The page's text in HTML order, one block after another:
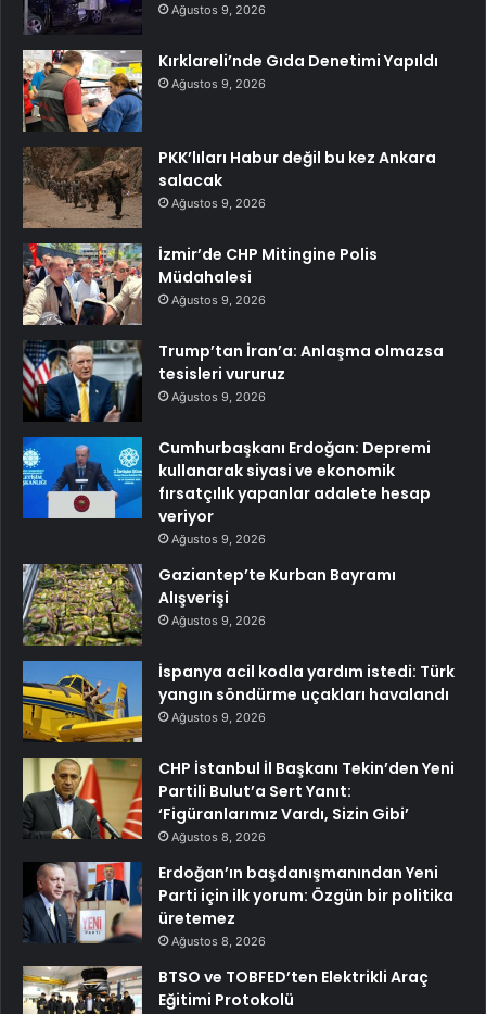
Ağustos 9, 2026
Kırklareli’nde Gıda Denetimi Yapıldı
Ağustos 9, 2026
PKK’lıları Habur değil bu kez Ankara
salacak
Ağustos 9, 2026
İzmir’de CHP Mitingine Polis
Müdahalesi
Ağustos 9, 2026
Trump’tan İran’a: Anlaşma olmazsa
tesisleri vururuz
Ağustos 9, 2026
Cumhurbaşkanı Erdoğan: Depremi
kullanarak siyasi ve ekonomik
fırsatçılık yapanlar adalete hesap
veriyor
Ağustos 9, 2026
Gaziantep’te Kurban Bayramı
Alışverişi
Ağustos 9, 2026
İspanya acil kodla yardım istedi: Türk
yangın söndürme uçakları havalandı
Ağustos 9, 2026
CHP İstanbul İl Başkanı Tekin’den Yeni
Partili Bulut’a Sert Yanıt:
‘Figüranlarımız Vardı, Sizin Gibi’
Ağustos 8, 2026
Erdoğan’ın başdanışmanından Yeni
Parti için ilk yorum: Özgün bir politika
üretemez
Ağustos 8, 2026
BTSO ve TOBFED’ten Elektrikli Araç
Eğitimi Protokolü